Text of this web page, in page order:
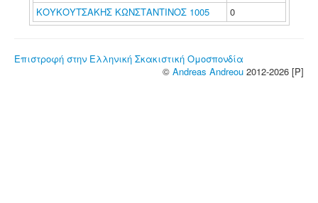
ΚΟΥΚΟΥΤΣΑΚΗΣ ΚΩΝΣΤΑΝΤΙΝΟΣ 1005
0
Επιστροφή στην Ελληνική Σκακιστική Ομοσπονδία
© Andreas Andreou 2012-2026 [P]